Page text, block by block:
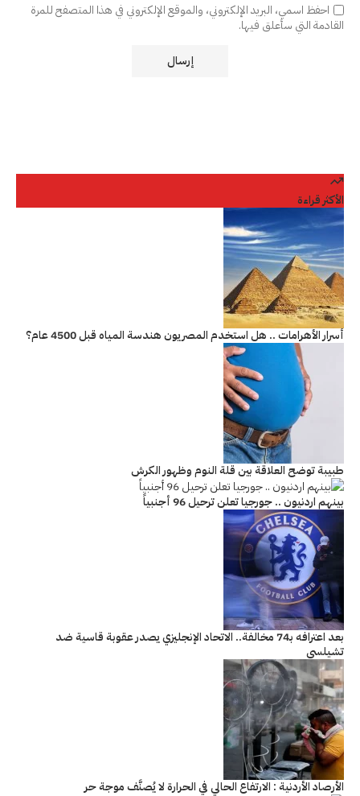
احفظ اسمي، البريد الإلكتروني، والموقع الإلكتروني في هذا المتصفح للمرة
القادمة التي سأعلق فيها.
الأكثر قراءة
أسرار الأهرامات .. هل استخدم المصريون هندسة المياه قبل 4500 عام؟
طبيبة توضح العلاقة بين قلة النوم وظهور الكرش
بينهم اردنيون .. جورجيا تعلن ترحيل 96 أجنبياً
بعد اعترافه بـ74 مخالفة.. الاتحاد الإنجليزي يصدر عقوبة قاسية ضد
تشيلسي
الأرصاد الأردنية : الارتفاع الحالي في الحرارة لا يُصنَّف موجة حر